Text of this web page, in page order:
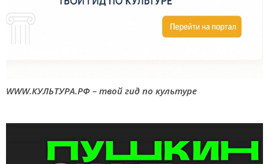
WWW.КУЛЬТУРА.РФ – твой гид по культуре